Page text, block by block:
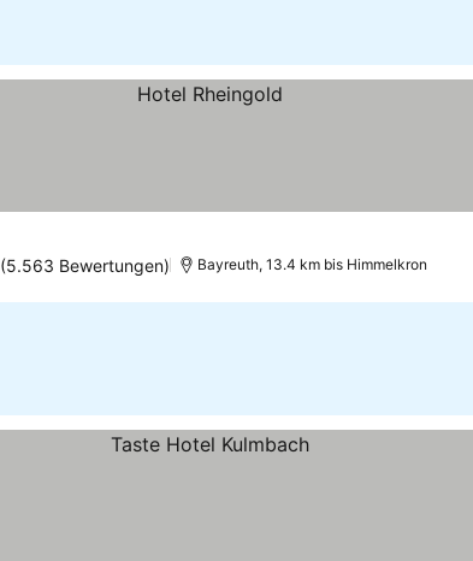
(5.563 Bewertungen) Bayreuth, 13.4 km bis Himmelkron